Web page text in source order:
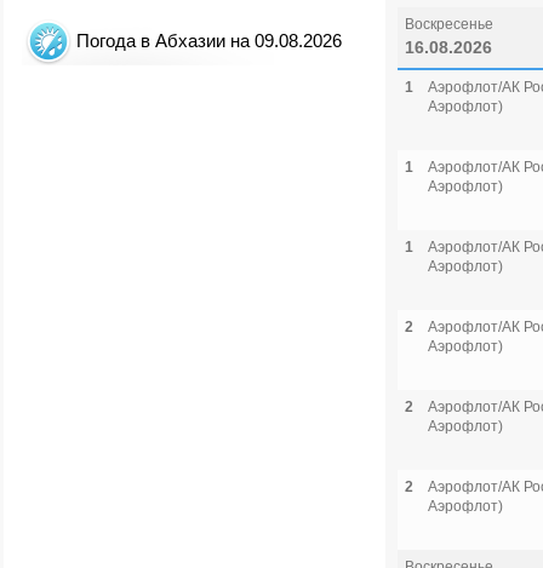
Погода в Абхазии на 09.08.2026
Воскресенье
16.08.2026
1
Аэрофлот/АК
Аэрофлот)
1
Аэрофлот/АК
Аэрофлот)
1
Аэрофлот/АК
Аэрофлот)
2
Аэрофлот/АК
Аэрофлот)
2
Аэрофлот/АК
Аэрофлот)
2
Аэрофлот/АК
Аэрофлот)